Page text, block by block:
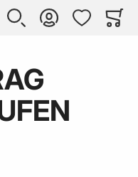
SUCHE KONTO WUNSCHLISTE